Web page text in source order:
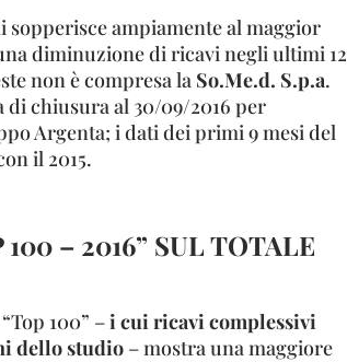
sopperisce ampiamente al maggior
diminuzione di ricavi negli ultimi 12
non è compresa laSo.Me.d. S.p.a.
chiusura al 30/09/2016 per
Argenta; i dati dei primi 9 mesi del
il 2015.
– 2016” SUL TOTALE
100” –i cui ricavi complessivi
dello studio– mostra una maggiore